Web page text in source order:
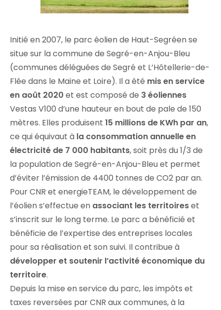
Initié en 2007, le parc éolien de Haut-Segréen se
situe sur la commune de Segré-en-Anjou-Bleu
(communes déléguées de Segré et L’Hôtellerie-de-
Flée dans le Maine et Loire). Il a été mis en service
en août 2020 et est composé de 3 éoliennes
Vestas V100 d’une hauteur en bout de pale de 150
mètres. Elles produisent 15 millions de KWh par an,
ce qui équivaut à la consommation annuelle en
électricité de 7 000 habitants, soit près du 1/3 de
la population de Segré-en-Anjou-Bleu et permet
d’éviter l’émission de 4400 tonnes de CO2 par an.
Pour CNR et energieTEAM, le développement de
l’éolien s’effectue en associant les territoireset
s’inscrit sur le long terme. Le parc a bénéficié et
bénéficie de l’expertise des entreprises locales
pour sa réalisation et son suivi. Il contribue à
développer et soutenir l’activité économique du
territoire.
Depuis la mise en service du parc, les impôts et
taxes reversées par CNR aux communes, à la